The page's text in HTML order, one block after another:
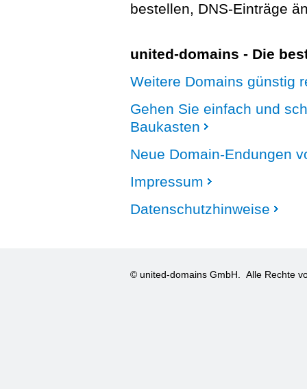
bestellen, DNS-Einträge
united-domains - Die
Weitere Domains günstig
Gehen Sie einfach und
Baukasten
Neue Domain-Endungen
Impressum
Datenschutzhinweise
© united-domains GmbH. Alle Rechte